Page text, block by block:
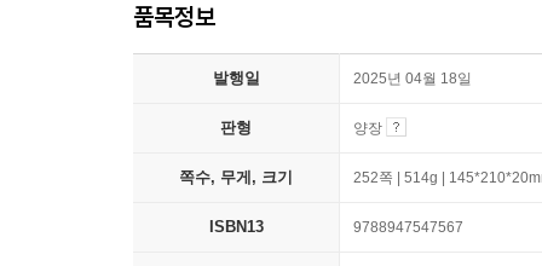
품목정보
발행일 2025년 04월 18일
판형 양장
쪽수, 무게, 크기 252쪽 | 514g |
ISBN13 9788947547567